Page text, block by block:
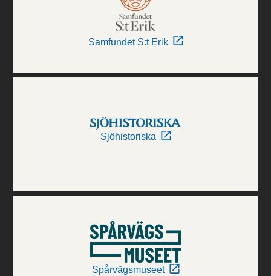
Samfundet S:t Erik
Sjöhistoriska
Spårvägsmuseet